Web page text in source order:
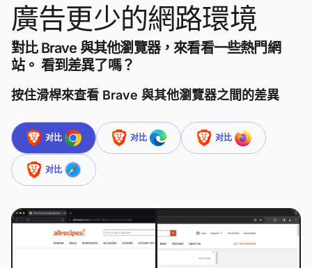
廣告更少的網路環境
對比 Brave 與其他瀏覽器，來看看一些熱門網
站。 看到差異了嗎？
按住滑桿來查看 Brave 與其他瀏覽器之間的差異
对比 对比 对比
对比